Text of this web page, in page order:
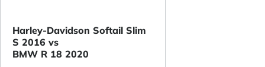
Harley-Davidson Softail Slim
S 2016 vs
BMW R 18 2020